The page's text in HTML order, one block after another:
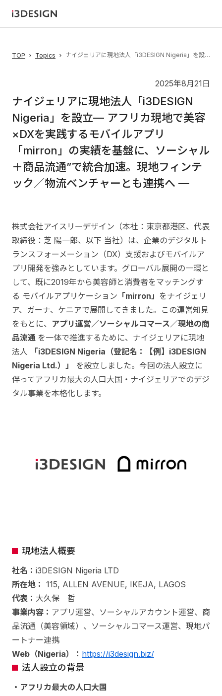
TOP Topics ナイジェリアに現地法人「i3DESIGN Nigeria」を設立— アフリカ現地で美容×DXを実践するモバイルアプリ「mirron」の実績を基盤に、ソーシャル＋商品流通”で統合加速。現地フィンテック／物流ベンチャーとも連携へ —
2025年8月21日
ナイジェリアに現地法人「i3DESIGN
Nigeria」を設立— アフリカ現地で美容
×DXを実践するモバイルアプリ
「mirron」の実績を基盤に、ソーシャル
＋商品流通”で統合加速。現地フィンテ
ック／物流ベンチャーとも連携へ —
株式会社アイスリーデザイン（本社：東京都港区、代表
取締役：芝 陽一郎、以下 当社）は、企業のデジタルト
ランスフォーメーション（DX）支援およびモバイルア
プリ開発を強みとしています。グローバル展開の一環と
して、既に2019年から美容師と消費者をマッチングす
る モバイルアプリケーション 「mirron」 をナイジェリ
ア、ガーナ、ケニアで展開してきました。この運営知見
をもとに、 アプリ運営／ソーシャルコマース／現地の商
品流通 を一体で推進するために、ナイジェリアに現地
法人
「i3DESIGN Nigeria（登記名：【例】i3DESIGN
Nigeria Ltd.）」
を設立しました。今回の法人設立に
伴ってアフリカ最大の人口大国・ナイジェリアでのデジ
タル事業を本格化します。
現地法人概要
社名： i3DESIGN Nigeria LTD
所在地： 115, ALLEN AVENUE, IKEJA, LAGOS
代表： 大久保 哲
事業内容： アプリ運営、ソーシャルアカウント運営、商
品流通（美容領域）、ソーシャルコマース運営、現地パ
ートナー連携
Web（Nigeria）： https://i3design.biz/
法人設立の背景
・アフリカ最大の人口大国